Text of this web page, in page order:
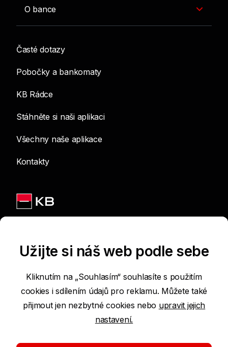
O bance
Časté dotazy
Pobočky a bankomaty
KB Rádce
Stáhněte si naši aplikaci
Všechny naše aplikace
Kontakty
Podmínky používání internetových stránek
Prohlášení o přístupnosti
Užijte si náš web podle sebe
Kliknutím na „Souhlasím“ souhlasíte s použitím
cookies i sdílením údajů pro reklamu. Můžete také
přijmout jen nezbytné cookies nebo upravit jejich
nastavení.